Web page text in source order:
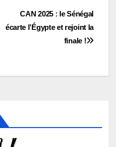
CAN 2025 : le Sénégal
écarte l’Égypte et rejoint la
finale !